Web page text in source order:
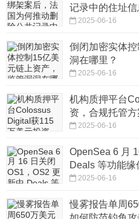
记录中的住址信
2025-06-16
倒闭加密实体
洞在哪里？
2025-06-16
机构质押平台
资，合规托管方
2025-06-16
OpenSea 6 月
Deals 等功能缘
2025-06-16
慢雾报告单周